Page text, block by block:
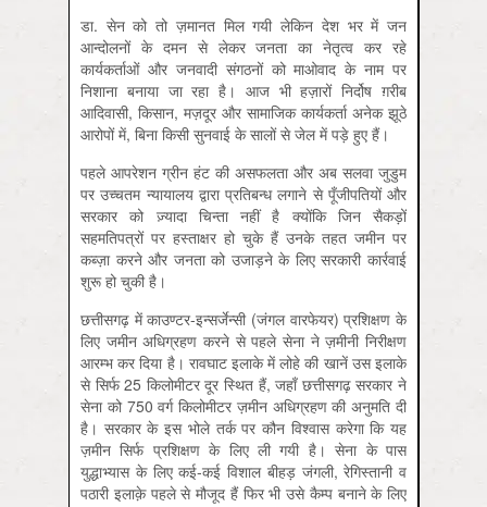
डा. सेन को तो ज़मानत मिल गयी लेकिन देश भर में जन
आन्दोलनों के दमन से लेकर जनता का नेतृत्व कर रहे
कार्यकर्ताओं और जनवादी संगठनों को माओवाद के नाम पर
निशाना बनाया जा रहा है। आज भी हज़ारों निर्दोष ग़रीब
आदिवासी, किसान, मज़दूर और सामाजिक कार्यकर्ता अनेक झूठे
आरोपों में, बिना किसी सुनवाई के सालों से जेल में पड़े हुए हैं।
पहले आपरेशन ग्रीन हंट की असफलता और अब सलवा जुडुम
पर उच्चतम न्यायालय द्वारा प्रतिबन्ध लगाने से पूँजीपतियों और
सरकार को ज़्यादा चिन्ता नहीं है क्योंकि जिन सैकड़ों
सहमतिपत्रों पर हस्ताक्षर हो चुके हैं उनके तहत जमीन पर
कब्ज़ा करने और जनता को उजाड़ने के लिए सरकारी कार्रवाई
शुरू हो चुकी है।
छत्तीसगढ़ में काउण्टर-इन्सर्जेन्सी (जंगल वारफेयर) प्रशिक्षण के
लिए जमीन अधिग्रहण करने से पहले सेना ने ज़मीनी निरीक्षण
आरम्भ कर दिया है। रावघाट इलाके में लोहे की खानें उस इलाके
से सिर्फ 25 किलोमीटर दूर स्थित हैं, जहाँ छत्तीसगढ़ सरकार ने
सेना को 750 वर्ग किलोमीटर ज़मीन अधिग्रहण की अनुमति दी
है। सरकार के इस भोले तर्क पर कौन विश्वास करेगा कि यह
ज़मीन सिर्फ प्रशिक्षण के लिए ली गयी है। सेना के पास
युद्धाभ्यास के लिए कई-कई विशाल बीहड़ जंगली, रेगिस्तानी व
पठारी इलाक़े पहले से मौजूद हैं फिर भी उसे कैम्प बनाने के लिए